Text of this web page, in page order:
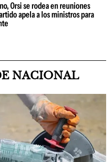
Orsi se rodea en reuniones
apela a los ministros para
NACIONAL